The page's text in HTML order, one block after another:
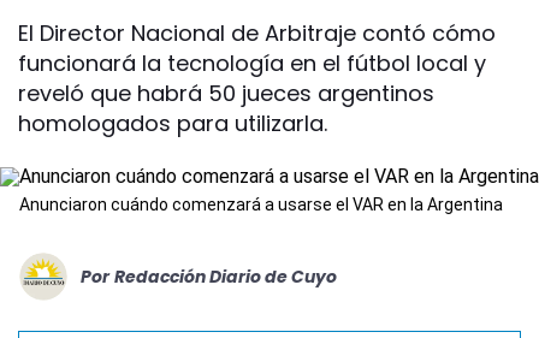
El Director Nacional de Arbitraje contó cómo
funcionará la tecnología en el fútbol local y
reveló que habrá 50 jueces argentinos
homologados para utilizarla.
Anunciaron cuándo comenzará a usarse el VAR en la Argentina
Por Redacción Diario de Cuyo